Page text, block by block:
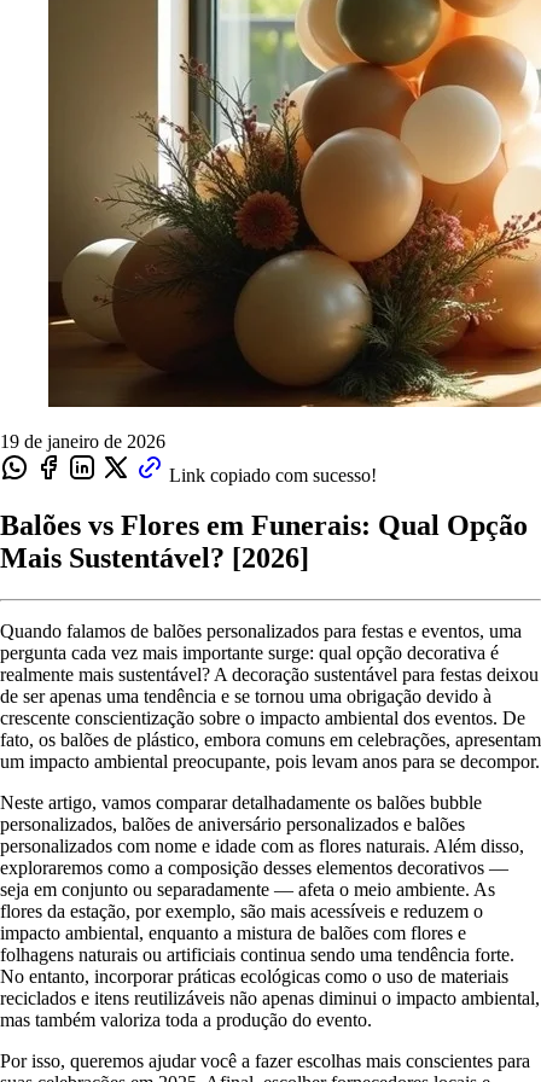
19 de janeiro de 2026
Link copiado com sucesso!
Balões vs Flores em Funerais: Qual Opção
Mais Sustentável? [2026]
Quando falamos de balões personalizados para festas e eventos, uma
pergunta cada vez mais importante surge: qual opção decorativa é
realmente mais sustentável? A decoração sustentável para festas deixou
de ser apenas uma tendência e se tornou uma obrigação devido à
crescente conscientização sobre o impacto ambiental dos eventos. De
fato, os balões de plástico, embora comuns em celebrações, apresentam
um impacto ambiental preocupante, pois levam anos para se decompor.
Neste artigo, vamos comparar detalhadamente os balões bubble
personalizados, balões de aniversário personalizados e balões
personalizados com nome e idade com as flores naturais. Além disso,
exploraremos como a composição desses elementos decorativos —
seja em conjunto ou separadamente — afeta o meio ambiente. As
flores da estação, por exemplo, são mais acessíveis e reduzem o
impacto ambiental, enquanto a mistura de balões com flores e
folhagens naturais ou artificiais continua sendo uma tendência forte.
No entanto, incorporar práticas ecológicas como o uso de materiais
reciclados e itens reutilizáveis não apenas diminui o impacto ambiental,
mas também valoriza toda a produção do evento.
Por isso, queremos ajudar você a fazer escolhas mais conscientes para